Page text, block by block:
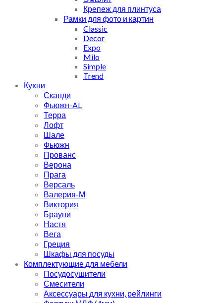
Крепеж для плинтуса
Рамки для фото и картин
Classic
Decor
Expo
Milo
Simple
Trend
Кухни
Сканди
Фьюжн-AL
Терра
Лофт
Шале
Фьюжн
Прованс
Верона
Прага
Версаль
Валерия-М
Виктория
Брауни
Настя
Вега
Греция
Шкафы для посуды
Комплектующие для мебели
Посудосушители
Смесители
Аксессуары для кухни, рейлинги